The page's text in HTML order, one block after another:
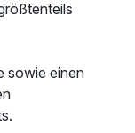
sowie einen